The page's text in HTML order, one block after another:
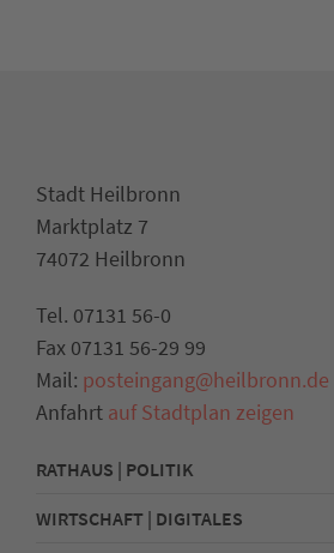
Stadt Heilbronn
Marktplatz 7
74072 Heilbronn
Tel. 07131 56-0
Fax 07131 56-29 99
Mail: posteingang@heilbronn.de
Anfahrt auf Stadtplan zeigen
RATHAUS | POLITIK
WIRTSCHAFT | DIGITALES